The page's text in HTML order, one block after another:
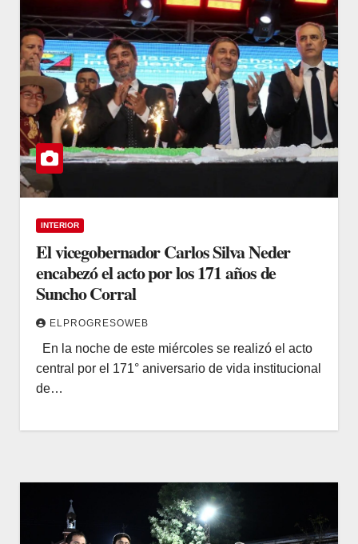
INTERIOR
El vicegobernador Carlos Silva Neder
encabezó el acto por los 171 años de
Suncho Corral
ELPROGRESOWEB
En la noche de este miércoles se realizó el acto
central por el 171° aniversario de vida institucional
de…